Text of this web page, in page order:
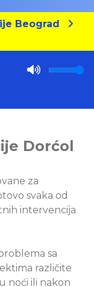
Beograd
Dorćol
za
svaka od
intervencija
sa
različite
noći ili nakon